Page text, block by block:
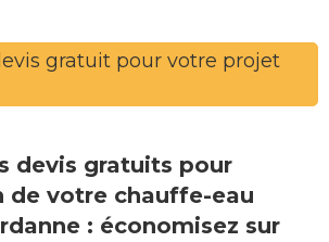
gratuit pour votre projet
devis gratuits pour
de votre chauffe-eau
: économisez sur